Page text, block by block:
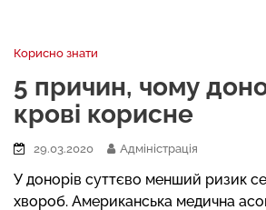
Корисно знати
5 причин, чому
крові корисне
29.03.2020 Адміністрація
У донорів суттєво менший ризик
хвороб. Американська медична